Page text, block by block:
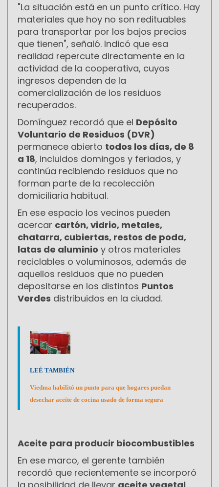
"La situación está en un punto crítico. Hay
materiales que hoy no son redituables
para transportar por los bajos precios
que tienen", señaló. Indicó que esa
realidad repercute directamente en la
actividad de la cooperativa, cuyos
ingresos dependen de la
comercialización de los residuos
recuperados.
Domínguez recordó que el Depósito
Voluntario de Residuos (DVR)
permanece abierto todos los días, de 8
a 18, incluidos domingos y feriados, y
continúa recibiendo residuos que no
forman parte de la recolección
domiciliaria habitual.
En ese espacio los vecinos pueden
acercar cartón, vidrio, metales,
chatarra, cubiertas, restos de poda,
latas de aluminio y otros materiales
reciclables o voluminosos, además de
aquellos residuos que no pueden
depositarse en los distintos Puntos
Verdes distribuidos en la ciudad.
LEÉ TAMBIÉN
Viedma habilitó un punto para que hogares puedan
desechar aceite de cocina usado de forma segura
Aceite para producir biocombustibles
En ese marco, el gerente también
recordó que recientemente se incorporó